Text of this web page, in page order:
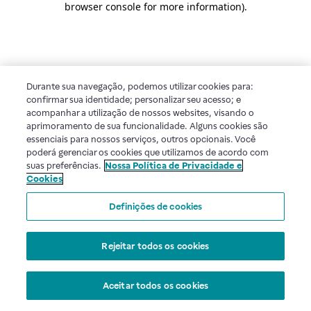
browser console for more information).
Durante sua navegação, podemos utilizar cookies para:
confirmar sua identidade; personalizar seu acesso; e
acompanhar a utilização de nossos websites, visando o
aprimoramento de sua funcionalidade. Alguns cookies são
essenciais para nossos serviços, outros opcionais. Você
poderá gerenciar os cookies que utilizamos de acordo com
suas preferências. Nossa Política de Privacidade e
Cookies
Definições de cookies
Rejeitar todos os cookies
Aceitar todos os cookies